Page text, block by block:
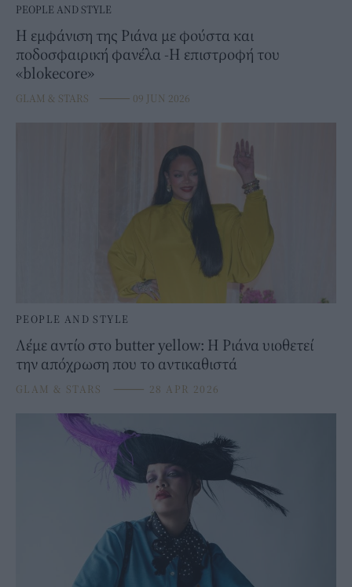
PEOPLE AND STYLE
Η εμφάνιση της Ριάνα με φούστα και
ποδοσφαιρική φανέλα -Η επιστροφή του
«blokecore»
GLAM & STARS ⸻ 09 JUN 2026
PEOPLE AND STYLE
Λέμε αντίο στο butter yellow: H Ριάνα υιοθετεί
την απόχρωση που το αντικαθιστά
GLAM & STARS ⸻ 28 APR 2026